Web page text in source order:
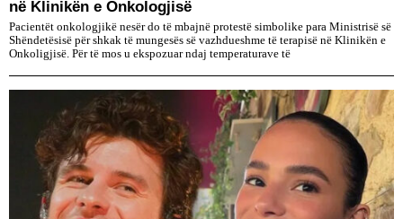
në Klinikën e Onkologjisë
Pacientët onkologjikë nesër do të mbajnë protestë simbolike para Ministrisë së
Shëndetësisë për shkak të mungesës së vazhdueshme të terapisë në Klinikën e
Onkoligjisë. Për të mos u ekspozuar ndaj temperaturave të